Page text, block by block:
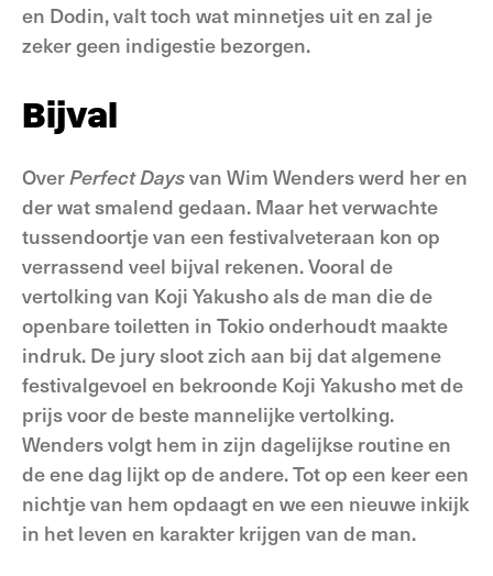
en Dodin, valt toch wat minnetjes uit en zal je
zeker geen indigestie bezorgen.
Bijval
OverPerfect Daysvan Wim Wenders werd her en
der wat smalend gedaan. Maar het verwachte
tussendoortje van een festivalveteraan kon op
verrassend veel bijval rekenen. Vooral de
vertolking van Koji Yakusho als de man die de
openbare toiletten in Tokio onderhoudt maakte
indruk. De jury sloot zich aan bij dat algemene
festivalgevoel en bekroonde Koji Yakusho met de
prijs voor de beste mannelijke vertolking.
Wenders volgt hem in zijn dagelijkse routine en
de ene dag lijkt op de andere. Tot op een keer een
nichtje van hem opdaagt en we een nieuwe inkijk
in het leven en karakter krijgen van de man.